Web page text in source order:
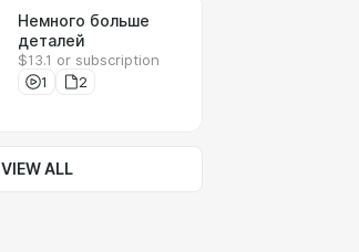
Немного больше
деталей
$13.1 or subscription
1
2
VIEW ALL